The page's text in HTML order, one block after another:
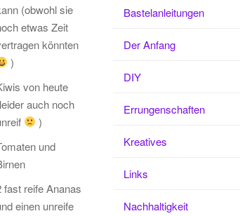
(obwohl sie
etwas Zeit
könnten
)
von heute
auch noch
)
und
fast reife Ananas
einen unreife
Bastelanleitungen
Der Anfang
DIY
Errungenschaften
Kreatives
Links
Nachhaltigkeit